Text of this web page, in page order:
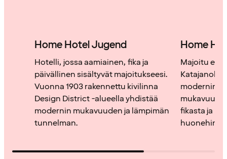
Home Hotel Jugend
Hotelli, jossa aamiainen, fika ja
päivällinen sisältyvät majoitukseesi.
Vuonna 1903 rakennettu kivilinna
Design District -alueella yhdistää
modernin mukavuuden ja lämpimän
tunnelman.
Home
Majoitu
modernin
fikasta ja